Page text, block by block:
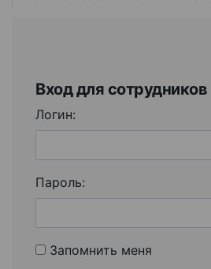
Вход для сотрудников
Логин:
Пароль:
Запомнить меня